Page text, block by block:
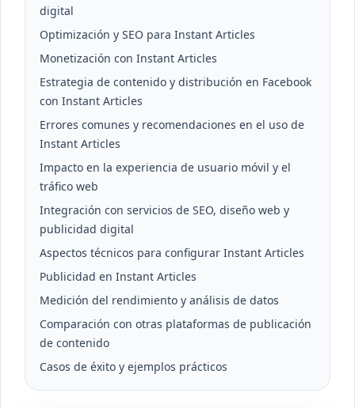
digital
Optimización y SEO para Instant Articles
Monetización con Instant Articles
Estrategia de contenido y distribución en Facebook
con Instant Articles
Errores comunes y recomendaciones en el uso de
Instant Articles
Impacto en la experiencia de usuario móvil y el
tráfico web
Integración con servicios de SEO, diseño web y
publicidad digital
Aspectos técnicos para configurar Instant Articles
Publicidad en Instant Articles
Medición del rendimiento y análisis de datos
Comparación con otras plataformas de publicación
de contenido
Casos de éxito y ejemplos prácticos